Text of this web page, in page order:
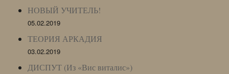
НОВЫЙ УЧИТЕЛЬ!
05.02.2019
ТЕОРИЯ АРКАДИЯ
03.02.2019
ДИСПУТ (Из «Вис виталис»)